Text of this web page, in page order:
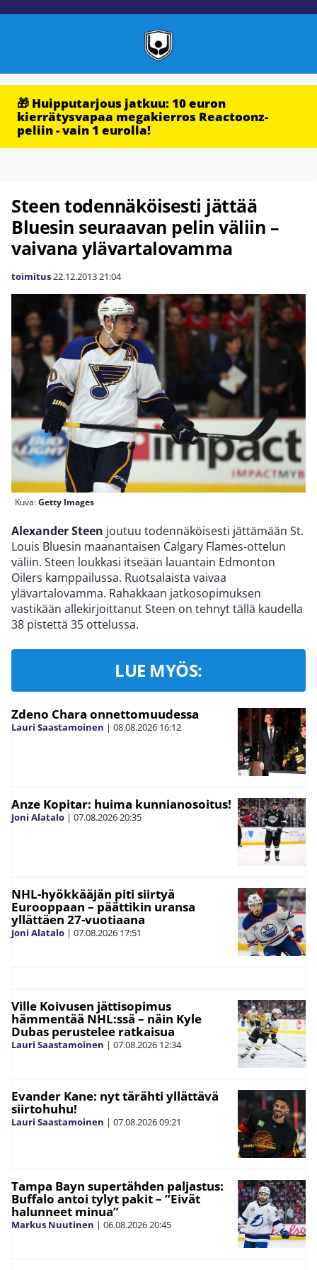
🎁 Huipputarjous jatkuu: 10 euron
kierrätysvapaa megakierros Reactoonz-
peliin - vain 1 eurolla!
Steen todennäköisesti jättää
Bluesin seuraavan pelin väliin –
vaivana ylävartalovamma
toimitus22.12.201321:04
Kuva:Getty Images
Alexander Steen joutuu todennäköisesti jättämään St.
Louis Bluesin maanantaisen Calgary Flames-ottelun
väliin. Steen loukkasi itseään lauantain Edmonton
Oilers kamppailussa. Ruotsalaista vaivaa
ylävartalovamma. Rahakkaan jatkosopimuksen
vastikään allekirjoittanut Steen on tehnyt tällä kaudella
38 pistettä 35 ottelussa.
LUE MYÖS:
Zdeno Chara onnettomuudessa
Lauri Saastamoinen | 08.08.2026 16:12
Anze Kopitar: huima kunnianosoitus!
Joni Alatalo | 07.08.202620:35
NHL-hyökkääjän piti siirtyä
Eurooppaan – päättikin uransa
yllättäen 27-vuotiaana
Joni Alatalo | 07.08.2026 17:51
Ville Koivusen jättisopimus
hämmentää NHL:ssä – näin Kyle
Dubas perustelee ratkaisua
Lauri Saastamoinen | 07.08.2026 12:34
Evander Kane: nyt tärähti yllättävä
siirtohuhu!
Lauri Saastamoinen | 07.08.202609:21
Tampa Bayn supertähden paljastus:
Buffalo antoi tylyt pakit – ”Eivät
halunneet minua”
Markus Nuutinen | 06.08.202620:45